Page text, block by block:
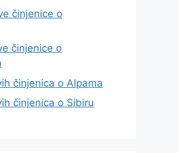
činjenice o
činjenice o
činjenica o Alpama
činjenica o Sibiru